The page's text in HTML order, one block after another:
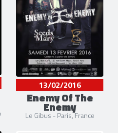
13/02/2016
Enemy Of The
Enemy
Le Gibus - Paris, France